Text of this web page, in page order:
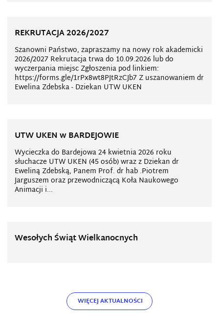
REKRUTACJA 2026/2027
Szanowni Państwo, zapraszamy na nowy rok akademicki
2026/2027 Rekrutacja trwa do 10.09.2026 lub do
wyczerpania miejsc Zgłoszenia pod linkiem:
https://forms.gle/1rPx8wt8PJtRzCJb7 Z uszanowaniem dr
Ewelina Zdebska - Dziekan UTW UKEN
UTW UKEN w BARDEJOWIE
Wycieczka do Bardejowa 24 kwietnia 2026 roku
słuchacze UTW UKEN (45 osób) wraz z Dziekan dr
Eweliną Zdebską, Panem Prof. dr hab .Piotrem
Jarguszem oraz przewodniczącą Koła Naukowego
Animacji i...
Wesołych Świąt Wielkanocnych
WIĘCEJ AKTUALNOŚCI